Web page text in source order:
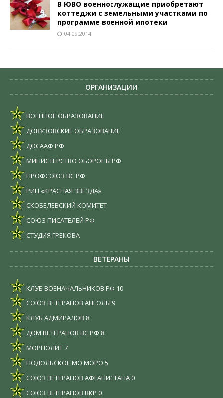
В ЮВО военнослужащие приобретают
коттеджи с земельными участками по
программе военной ипотеки
04.09.2014
ОРГАНИЗАЦИИ
ВОЕННОЕ ОБРАЗОВАНИЕ
ДОВУЗОВСКИЕ ОБРАЗОВАНИЕ
ДОСААФ РФ
МИНИСТЕРСТВО ОБОРОНЫ РФ
ПРОФСОЮЗ ВС РФ
РИЦ «КРАСНАЯ ЗВЕЗДА»
СКОБЕЛЕВСКИЙ КОМИТЕТ
СОЮЗ ПИСАТЕЛЕЙ РФ
СТУДИЯ ГРЕКОВА
ВЕТЕРАНЫ
КЛУБ ВОЕНАЧАЛЬНИКОВ РФ 10
СОЮЗ ВЕТЕРАНОВ АНГОЛЫ 9
КЛУБ АДМИРАЛОВ 8
ДОМ ВЕТЕРАНОВ ВС РФ 8
МОРПОЛИТ7
ПОДОЛЬСКОЕ МО МОРО 5
СОЮЗ ВЕТЕРАНОВ АФГАНИСТАНА 0
СОЮЗ ВЕТЕРАНОВ ВКР 0